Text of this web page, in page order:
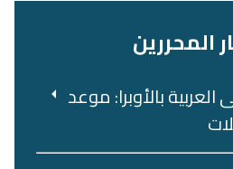
المحررين
بالأوبرا: موعد